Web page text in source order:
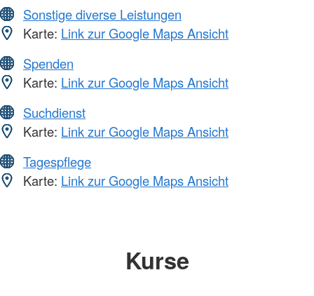
Sonstige diverse Leistungen
Karte: Link zur Google Maps Ansicht
Spenden
Karte: Link zur Google Maps Ansicht
Suchdienst
Karte: Link zur Google Maps Ansicht
Tagespflege
Karte: Link zur Google Maps Ansicht
Kurse